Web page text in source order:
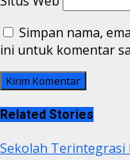
Simpan nama,
ini untuk komentar
Related Stories
Sekolah